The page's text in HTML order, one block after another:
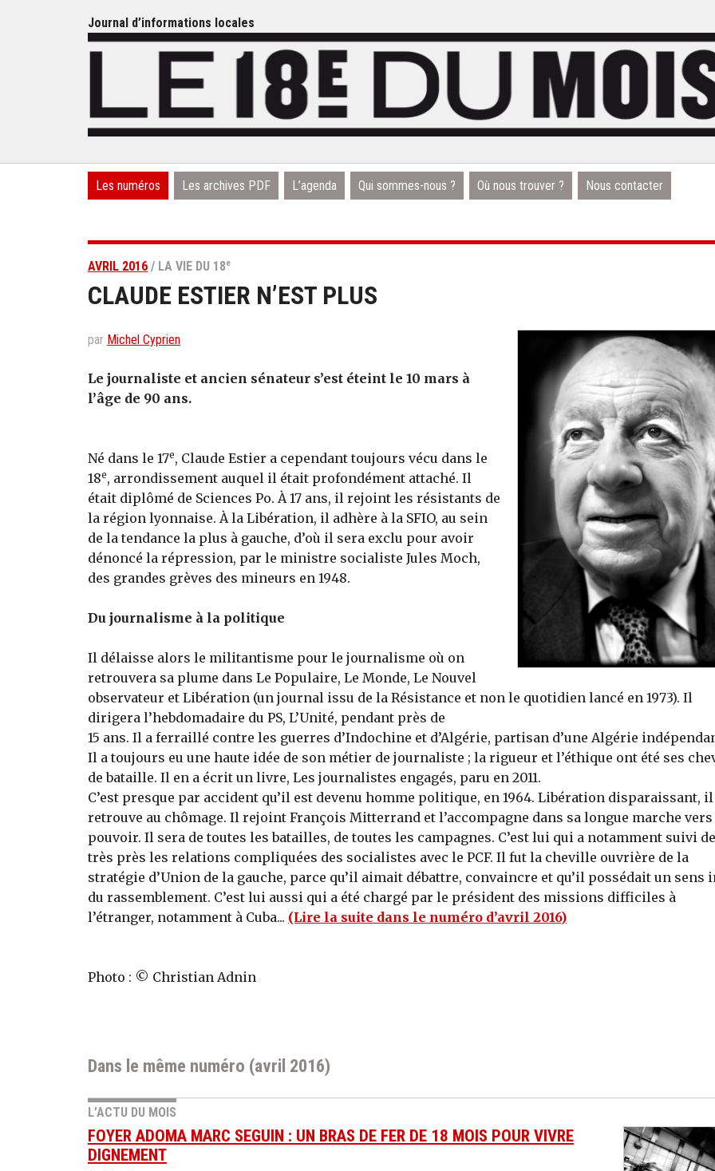
Journal d’informations locales
Les numéros Les archives PDF L’agenda Qui sommes-nous ? Où nous trouver ? Nous contacter
AVRIL 2016 / LA VIE DU 18e
CLAUDE ESTIER N’EST PLUS
par Michel Cyprien
Le journaliste et ancien sénateur s’est éteint le 10 mars à
l’âge de 90 ans.
Né dans le 17e, Claude Estier a cependant toujours vécu dans le
18e, arrondissement auquel il était profondément attaché. Il
était diplômé de Sciences Po. À 17 ans, il rejoint les résistants de
la région lyonnaise. À la Libération, il adhère à la SFIO, au sein
de la tendance la plus à gauche, d’où il sera exclu pour avoir
dénoncé la répression, par le ministre socialiste Jules Moch,
des grandes grèves des mi­neurs en 1948.
Du journalisme à la politique
Il délaisse alors le militantisme pour le journalisme où on
retrouvera sa plume dans Le Populaire, Le Monde, Le Nouvel
observateur et Libération (un journal issu de la Résistance et non le quotidien lancé en 1973). Il
dirigera l’hebdomadaire du PS, L’Unité, pendant près de
15 ans. Il a ferraillé con­tre les guerres d’Indochine et d’Al­gérie, partisan d’une Algérie
Il a toujours eu une haute idée de son métier de journaliste ; la rigueur et l’éthique ont été ses
de bataille. Il en a écrit un livre, Les journalistes engagés, paru en 2011.
C’est presque par accident qu’il est devenu homme politique, en 1964. Libération disparaissant, il
retrouve au chômage. Il rejoint François Mit­terrand et l’accompagne dans sa longue marche vers
pouvoir. Il sera de toutes les batailles, de toutes les campagnes. C’est lui qui a notamment suivi de
très près les relations compliquées des socialistes avec le PCF. Il fut la cheville ouvrière de la
stratégie d’Union de la gauche, parce qu’il aimait débattre, convaincre et qu’il possédait un sens
du rassemblement. C’est lui aussi qui a été chargé par le président des missions difficiles à
l’étranger, notamment à Cuba... (Lire la suite dans le numéro d’avril 2016)
Photo : © Christian Adnin
Dans le même numéro (avril 2016)
L’ACTU DU MOIS
FOYER ADOMA MARC SEGUIN : UN BRAS DE FER DE 18 MOIS POUR VIVRE
DIGNEMENT